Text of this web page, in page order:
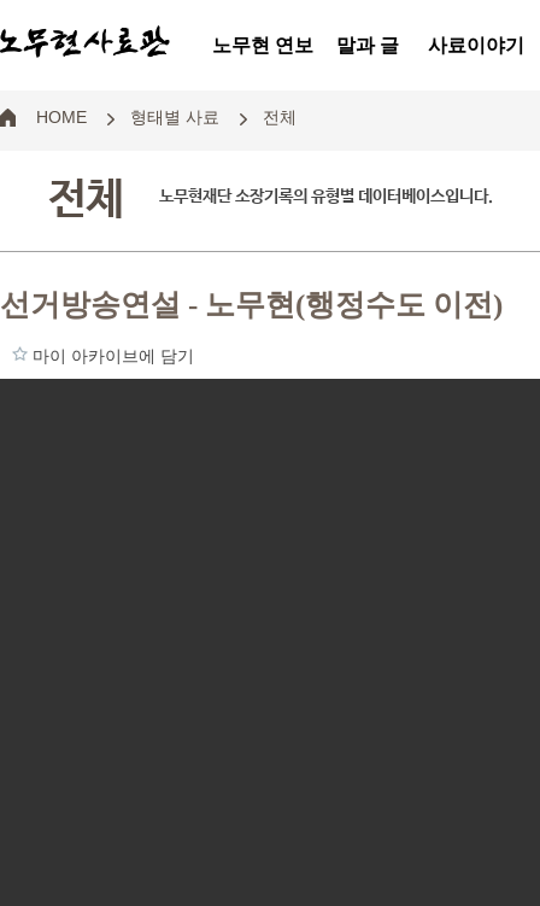
노무현 연보 말과 글 사료이야기
HOME 형태별 사료 전체
전체 노무현재단 소장기록의 유형별 데이터베이스입니다.
선거방송연설 - 노무현(행정수도 이전)
마이 아카이브에 담기